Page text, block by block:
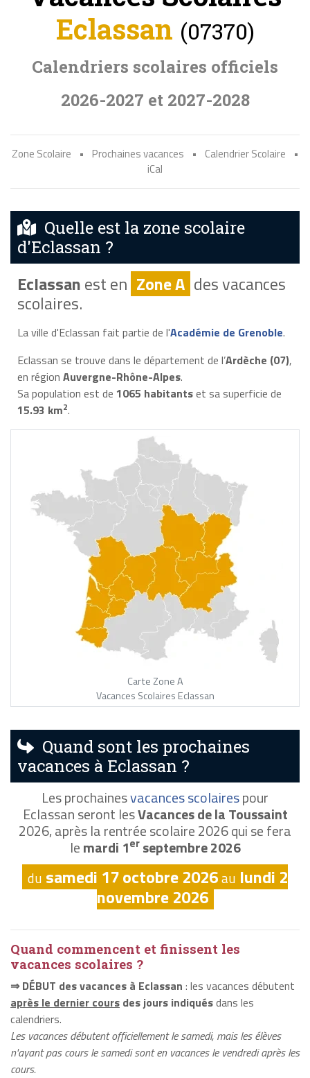
Eclassan (07370)
Calendriers scolaires officiels
2026-2027 et 2027-2028
Zone Scolaire • Prochaines vacances • Calendrier Scolaire
•
iCal
Quelle est la zone scolaire
d'Eclassan ?
Eclassanest en Zone A des vacances
scolaires.
La ville d'Eclassan fait partie de l'Académie de Grenoble.
Eclassan se trouve dans le département de l’Ardèche (07),
en région Auvergne-Rhône-Alpes.
Sa population est de 1065 habitantset sa superficie de
15.93 km2.
Carte Zone A
Vacances Scolaires Eclassan
Quand sont les prochaines
vacances à Eclassan ?
Les prochainesvacances scolairespour
Eclassan seront lesVacances de la Toussaint
2026, après la rentrée scolaire 2026 qui se fera
lemardi 1erseptembre 2026
du samedi 17 octobre 2026au lundi 2
novembre 2026
Quand commencent et finissent les
vacances scolaires ?
⇒ DÉBUT des vacances à Eclassan : les vacances débutent
après le dernier cours des jours indiquésdans les
calendriers.
Les vacances débutent officiellement le samedi, mais les élèves
n'ayant pas cours le samedi sont en vacances le vendredi après les
cours.